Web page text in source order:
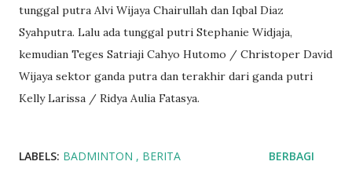
tunggal putra Alvi Wijaya Chairullah dan Iqbal Diaz
Syahputra. Lalu ada tunggal putri Stephanie Widjaja,
kemudian Teges Satriaji Cahyo Hutomo / Christoper David
Wijaya sektor ganda putra dan terakhir dari ganda putri
Kelly Larissa / Ridya Aulia Fatasya.
LABELS: BADMINTON BERITA BERBAGI